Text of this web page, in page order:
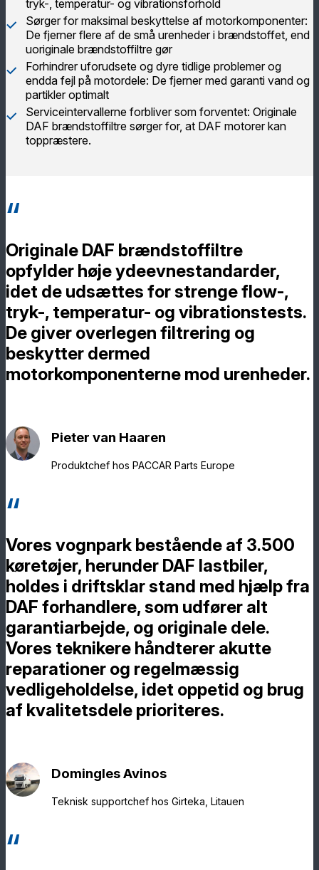
tryk-, temperatur- og vibrationsforhold
Sørger for maksimal beskyttelse af motorkomponenter:
De fjerner flere af de små urenheder i brændstoffet, end
uoriginale brændstoffiltre gør
Forhindrer uforudsete og dyre tidlige problemer og
endda fejl på motordele: De fjerner med garanti vand og
partikler optimalt
Serviceintervallerne forbliver som forventet: Originale
DAF brændstoffiltre sørger for, at DAF motorer kan
toppræstere.
Originale DAF brændstoffiltre
opfylder høje ydeevnestandarder,
idet de udsættes for strenge flow-,
tryk-, temperatur- og vibrationstests.
De giver overlegen filtrering og
beskytter dermed
motorkomponenterne mod urenheder.
Pieter van Haaren
Produktchef hos PACCAR Parts Europe
Vores vognpark bestående af 3.500
køretøjer, herunder DAF lastbiler,
holdes i driftsklar stand med hjælp fra
DAF forhandlere, som udfører alt
garantiarbejde, og originale dele.
Vores teknikere håndterer akutte
reparationer og regelmæssig
vedligeholdelse, idet oppetid og brug
af kvalitetsdele prioriteres.
Domingles Avinos
Teknisk supportchef hos Girteka, Litauen